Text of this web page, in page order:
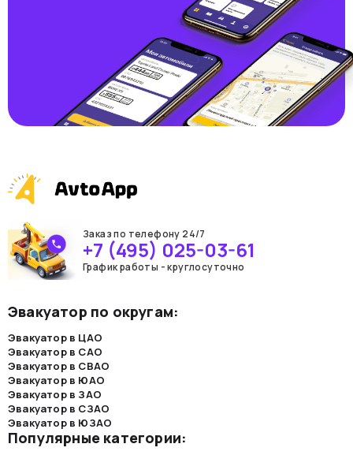
Заказ по телефону 24/7
+7 (495) 025-03-61
График работы - круглосуточно
Эвакуатор по округам:
Эвакуатор в ЦАО
Эвакуатор в САО
Эвакуатор в СВАО
Эвакуатор в ЮАО
Эвакуатор в ЗАО
Эвакуатор в СЗАО
Эвакуатор в ЮЗАО
Популярные категории: